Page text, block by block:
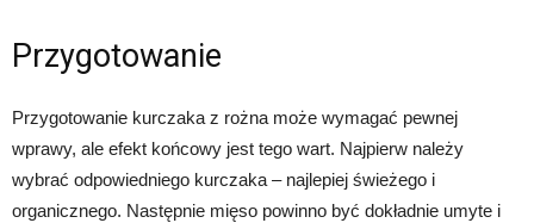
Przygotowanie
Przygotowanie kurczaka z rożna może wymagać pewnej
wprawy, ale efekt końcowy jest tego wart. Najpierw należy
wybrać odpowiedniego kurczaka – najlepiej świeżego i
organicznego. Następnie mięso powinno być dokładnie umyte i